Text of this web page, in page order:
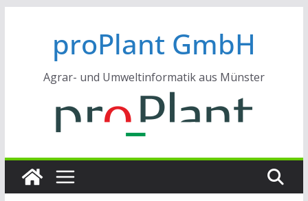
proPlant GmbH
Agrar- und Umweltinformatik aus Münster